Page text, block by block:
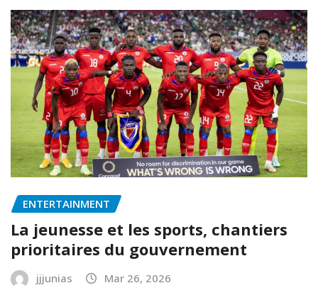
ENTERTAINMENT
La jeunesse et les sports, chantiers
prioritaires du gouvernement
jjjunias Mar 26, 2026